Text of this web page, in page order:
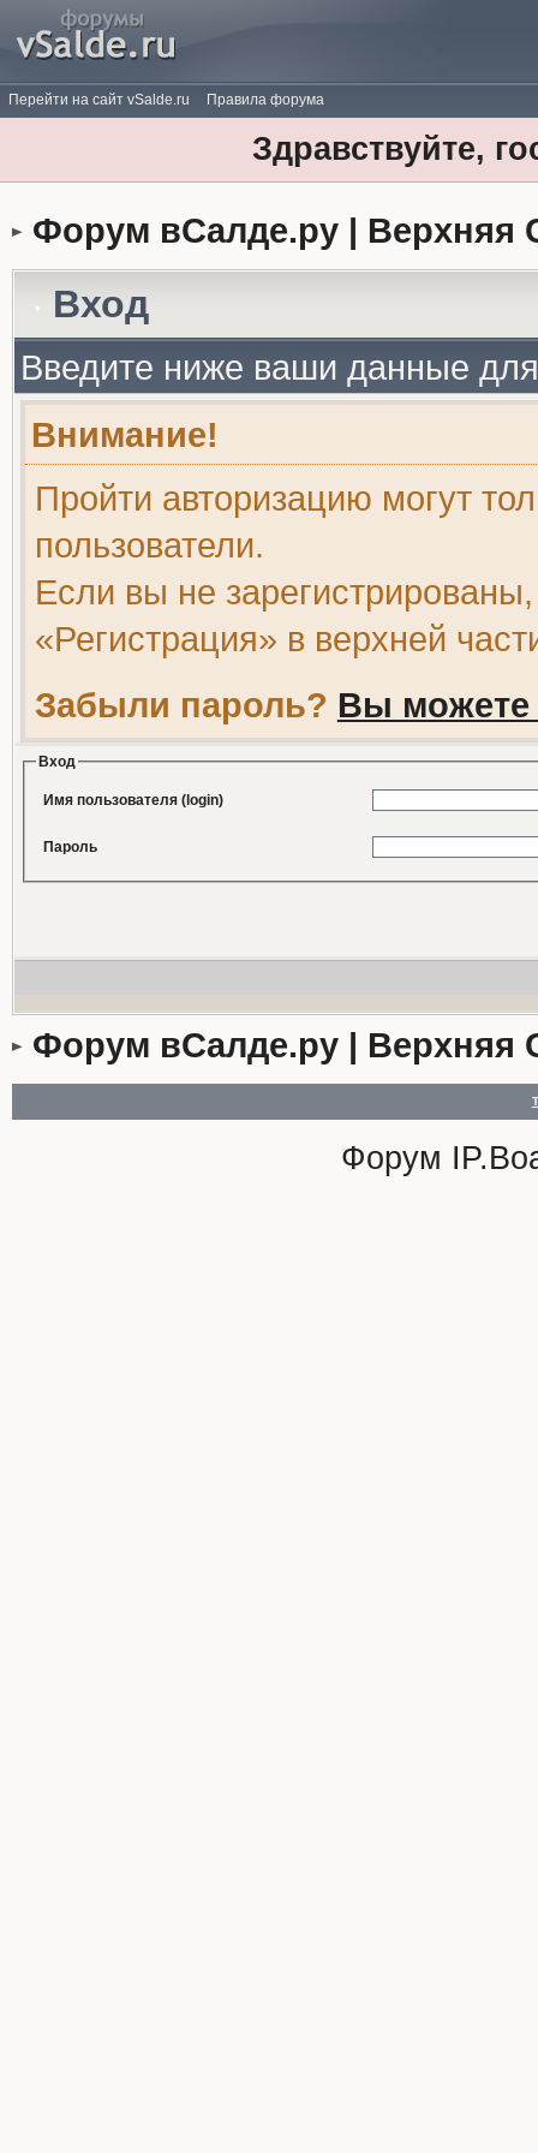
Перейти на сайт vSalde.ru Правила форума
Здравствуйте,
Форум вСалде.ру | Верхняя
Вход
Введите ниже ваши данные
Внимание!
Пройти авторизацию могут
пользователи.
Если вы не
«Регистрация» в верхней
Забыли пароль? Вы можете
Вход
Имя пользователя (login)
Пароль
Форум вСалде.ру | Верхняя
Форум